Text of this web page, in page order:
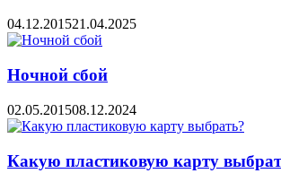
04.12.201521.04.2025
Ночной сбой
02.05.201508.12.2024
Какую пластиковую карту